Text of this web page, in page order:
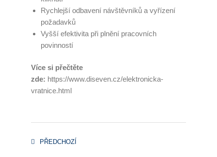
Rychlejší odbavení návštěvníků a vyřízení
požadavků
Vyšší efektivita při plnění pracovních
povinností
Více si přečtěte
zde: https://www.diseven.cz/elektronicka-
vratnice.html
PŘEDCHOZÍ